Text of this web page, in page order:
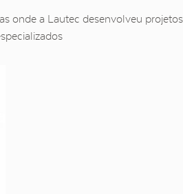
onde a Lautec desenvolveu projetos